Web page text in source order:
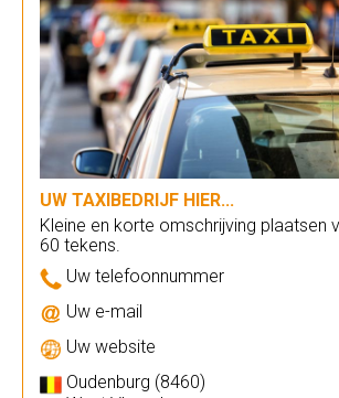
UW TAXIBEDRIJF HIER...
Kleine en korte omschrijving plaatsen
60 tekens.
Uw telefoonnummer
Uw e-mail
Uw website
Oudenburg (8460)